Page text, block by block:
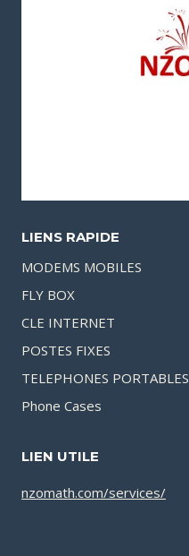
LIENS RAPIDE
MODEMS MOBILES
FLY BOX
CLE INTERNET
POSTES FIXES
TELEPHONES PORTABLES
Phone Cases
LIEN UTILE
nzomath.com/services/